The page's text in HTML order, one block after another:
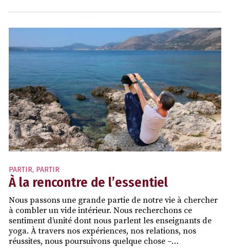
PARTIR, PARTIR
À la rencontre de l’essentiel
Nous passons une grande partie de notre vie à chercher
à combler un vide intérieur. Nous recherchons ce
sentiment d’unité dont nous parlent les enseignants de
yoga. À travers nos expériences, nos relations, nos
réussites, nous poursuivons quelque chose –…